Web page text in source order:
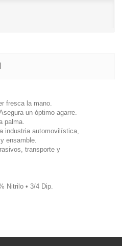
fresca la mano.
un óptimo agarre.
palma.
industria automovilística,
ensamble.
transporte y
Nitrilo • 3/4 Dip.